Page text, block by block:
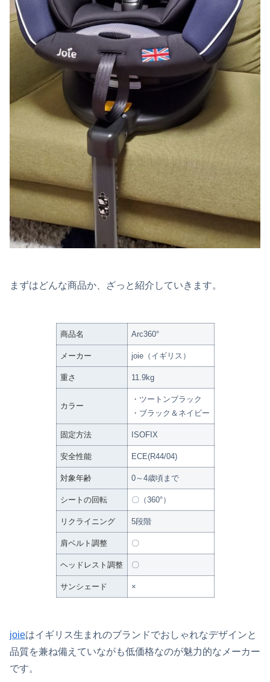
まずはどんな商品か、ざっと紹介していきます。
商品名 Arc360°
メーカー joie（イギリス）
重さ 11.9kg
カラー
・ツートンブラック
・ブラック＆ネイビー
固定方法 ISOFIX
安全性能 ECE(R44/04)
対象年齢 0～4歳頃まで
シートの回転 〇（360°）
リクライニング 5段階
肩ベルト調整 〇
ヘッドレスト調整 〇
サンシェード ×
joieはイギリス生まれのブランドでおしゃれなデザインと
品質を兼ね備えていながも低価格なのが魅力的なメーカー
です。